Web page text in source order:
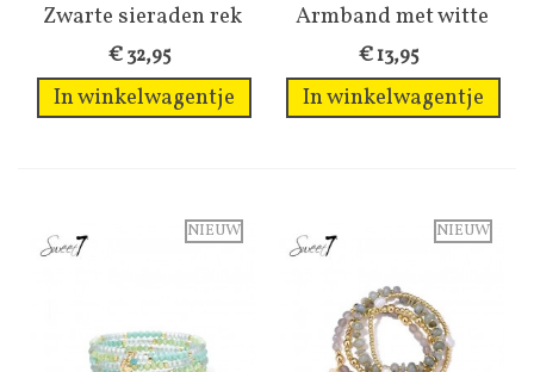
Zwarte sieraden rek
met een...
€ 32,95
In winkelwagentje
Armband met witte
kraaltjes en...
€ 13,95
In winkelwagentje
NIEUW NIEUW